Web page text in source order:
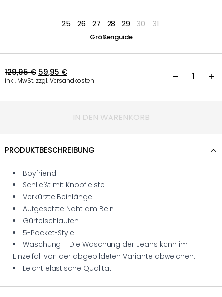
25 26 27 28 29 30 31
Größenguide
129,95€ 59,95 €
inkl. MwSt. zzgl. Versandkosten
IN DEN WARENKORB
PRODUKTBESCHREIBUNG
Boyfriend
Schließt mit Knopfleiste
Verkürzte Beinlänge
Aufgesetzte Naht am Bein
Gürtelschlaufen
5-Pocket-Style
Waschung – Die Waschung der Jeans kann im
Einzelfall von der abgebildeten Variante abweichen.
Leicht elastische Qualität